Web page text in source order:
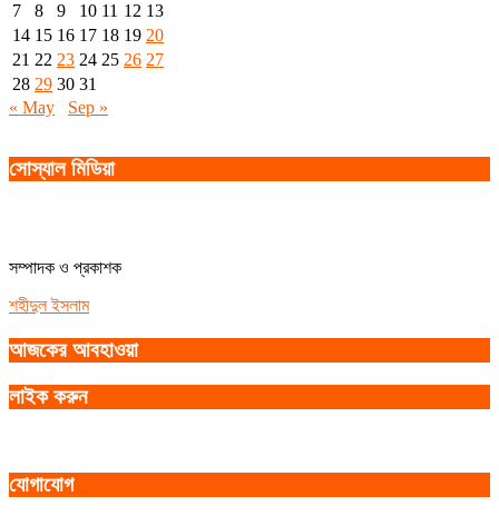
7
8 9 10 11 12 13
14 15 16 17 18 19 20
21 22 23 24 25 26 27
28 29 30 31
« May
Sep »
সোস্যাল মিডিয়া
সম্পাদক ও প্রকাশক
শহীদুল ইসলাম
আজকের আবহাওয়া
লাইক করুন
যোগাযোগ